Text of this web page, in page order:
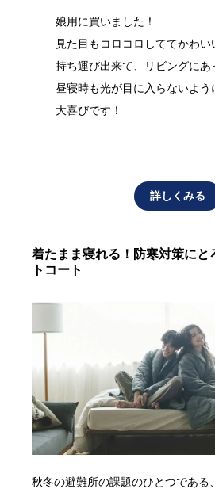
娘用に買いました！
見た目もコロコロしててかわい
持ち運び出来て、リビングにあ
昼寝時も光が目に入らないよう
大喜びです！
詳しくみる
着たまま寝れる！防寒対策にと
トコート
秋冬の避難所の課題のひとつである